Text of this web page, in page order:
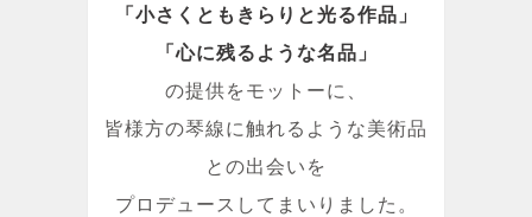
「小さくともきらりと光る作品」
「心に残るような名品」
の提供をモットーに、
皆様方の琴線に触れるような美術品
との出会いを
プロデュースしてまいりました。